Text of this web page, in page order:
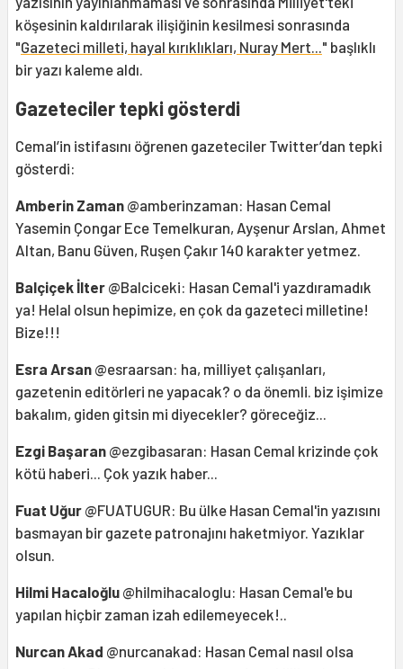
köşesinin kaldırılarak ilişiğinin kesilmesi sonrasında
"Gazeteci milleti, hayal kırıklıkları, Nuray Mert... " başlıklı
bir yazı kaleme aldı.
Gazeteciler tepki gösterdi
Cemal’in istifasını öğrenen gazeteciler Twitter’dan tepki
gösterdi:
Amberin Zaman @amberinzaman: Hasan Cemal
Yasemin Çongar Ece Temelkuran, Ayşenur Arslan, Ahmet
Altan, Banu Güven, Ruşen Çakır 140 karakter yetmez.
Balçiçek İlter @Balciceki: Hasan Cemal'i yazdıramadık
ya! Helal olsun hepimize, en çok da gazeteci milletine!
Bize!!!
Esra Arsan @esraarsan: ha, milliyet çalışanları,
gazetenin editörleri ne yapacak? o da önemli. biz işimize
bakalım, giden gitsin mi diyecekler? göreceğiz...
Ezgi Başaran @ezgibasaran: Hasan Cemal krizinde çok
kötü haberi... Çok yazık haber...
Fuat Uğur @FUATUGUR: Bu ülke Hasan Cemal'in yazısını
basmayan bir gazete patronajını haketmiyor. Yazıklar
olsun.
Hilmi Hacaloğlu @hilmihacaloglu: Hasan Cemal'e bu
yapılan hiçbir zaman izah edilemeyecek!..
Nurcan Akad @nurcanakad: Hasan Cemal nasıl olsa